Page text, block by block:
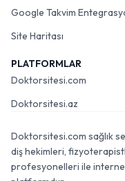
Google Takvim
Site Haritası
PLATFORMLAR
Doktorsitesi.com
Doktorsitesi.az
Doktorsitesi.com sağlık
diş hekimleri,
profesyonelleri ile internet